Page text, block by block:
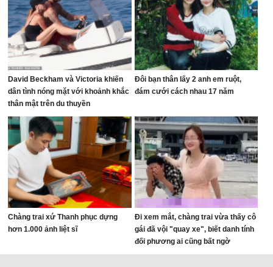
David Beckham và Victoria khiến
dân tình nóng mặt với khoảnh khắc
thân mật trên du thuyền
Đôi bạn thân lấy 2 anh em ruột,
đám cưới cách nhau 17 năm
Chàng trai xứ Thanh phục dựng
hơn 1.000 ảnh liệt sĩ
Đi xem mắt, chàng trai vừa thấy cô
gái đã vội "quay xe", biết danh tính
đối phương ai cũng bất ngờ